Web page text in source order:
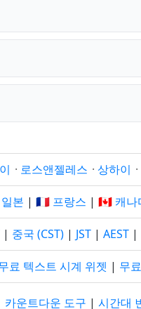
· 로스앤젤레스 · 상하이 ·
본 | 🇫🇷 프랑스 | 🇨🇦 캐나
| 중국 (CST) | JST | AEST |
료 텍스트 시계 위젯 | 무
카운트다운 도구 | 시간대